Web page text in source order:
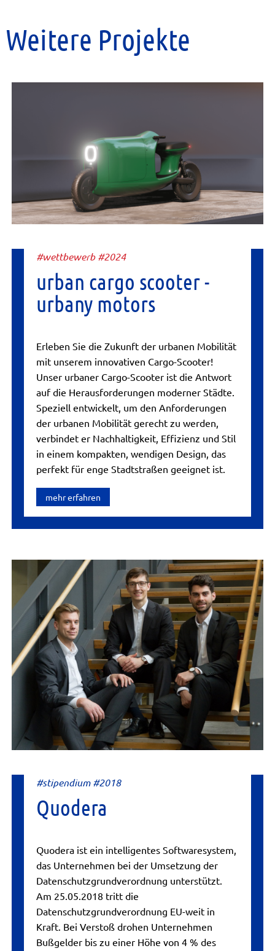
Weitere Projekte
#wettbewerb #2024
urban cargo scooter -
urbany motors
Erleben Sie die Zukunft der urbanen Mobilität
mit unserem innovativen Cargo-Scooter!
Unser urbaner Cargo-Scooter ist die Antwort
auf die Herausforderungen moderner Städte.
Speziell entwickelt, um den Anforderungen
der urbanen Mobilität gerecht zu werden,
verbindet er Nachhaltigkeit, Effizienz und Stil
in einem kompakten, wendigen Design, das
perfekt für enge Stadtstraßen geeignet ist.
mehr erfahren
#stipendium #2018
Quodera
Quodera ist ein intelligentes Softwaresystem,
das Unternehmen bei der Umsetzung der
Datenschutzgrundverordnung unterstützt.
Am 25.05.2018 tritt die
Datenschutzgrundverordnung EU-weit in
Kraft. Bei Verstoß drohen Unternehmen
Bußgelder bis zu einer Höhe von 4 % des